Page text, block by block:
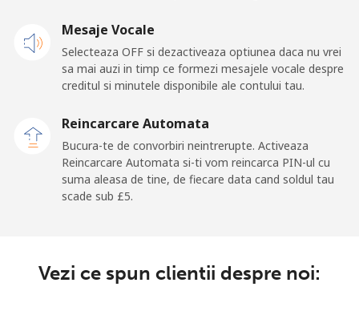
Mesaje Vocale
Selecteaza OFF si dezactiveaza optiunea daca nu vrei
sa mai auzi in timp ce formezi mesajele vocale despre
creditul si minutele disponibile ale contului tau.
Reincarcare Automata
Bucura-te de convorbiri neintrerupte. Activeaza
Reincarcare Automata si-ti vom reincarca PIN-ul cu
suma aleasa de tine, de fiecare data cand soldul tau
scade sub ⁦£5⁩.
Vezi ce spun clientii despre noi: